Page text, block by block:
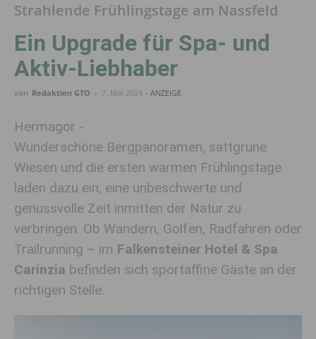
Strahlende Frühlingstage am Nassfeld
Ein Upgrade für Spa- und
Aktiv-Liebhaber
von Redaktion GTO - 7. Mai 2024 - ANZEIGE
Hermagor -
Wunderschöne Bergpanoramen, sattgrüne
Wiesen und die ersten warmen Frühlingstage
laden dazu ein, eine unbeschwerte und
genussvolle Zeit inmitten der Natur zu
verbringen. Ob Wandern, Golfen, Radfahren oder
Trailrunning – im Falkensteiner Hotel & Spa
Carinzia befinden sich sportaffine Gäste an der
richtigen Stelle.